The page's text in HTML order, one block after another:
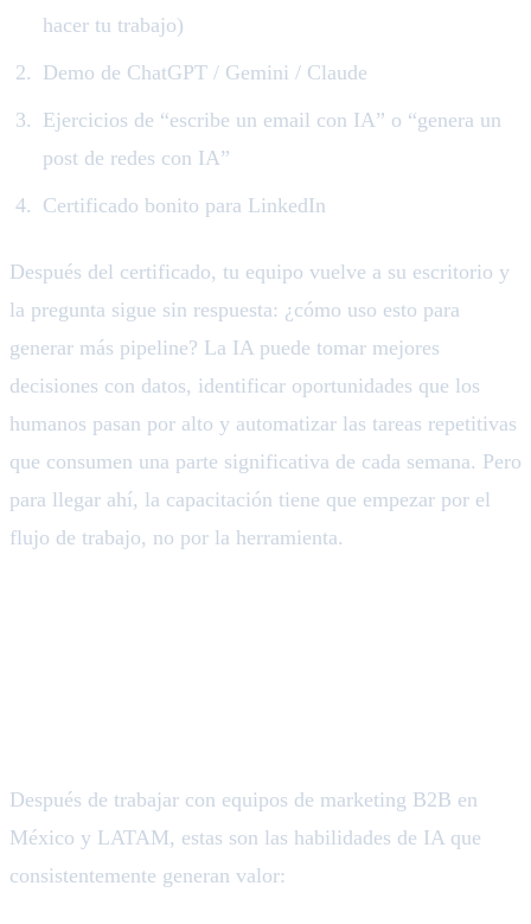
hacer tu trabajo)
Demo de ChatGPT / Gemini / Claude
Ejercicios de “escribe un email con IA” o “genera un
post de redes con IA”
Certificado bonito para LinkedIn
Después del certificado, tu equipo vuelve a su escritorio y
la pregunta sigue sin respuesta: ¿cómo uso esto para
generar más pipeline? La IA puede tomar mejores
decisiones con datos, identificar oportunidades que los
humanos pasan por alto y automatizar las tareas repetitivas
que consumen una parte significativa de cada semana. Pero
para llegar ahí, la capacitación tiene que empezar por el
flujo de trabajo, no por la herramienta.
Después de trabajar con equipos de marketing B2B en
México y LATAM, estas son las habilidades de IA que
consistentemente generan valor: